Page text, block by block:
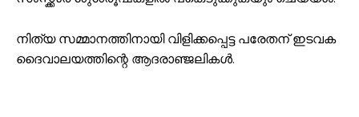
നിത്യ സമ്മാനത്തിനായി വിളിക്കപ്പെട്ട പരേതന് ഇടവക
ദൈവാലയത്തിന്റെ ആദരാഞ്ജലികൾ.